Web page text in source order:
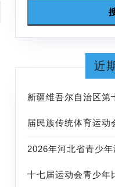
近
新疆维吾尔自治区第
届民族传统体育运动
2026年河北省青少
十七届运动会青少年